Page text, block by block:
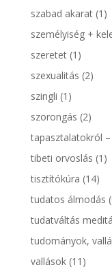
szabad akarat(1)
személyiség +
szeretet(1)
szexualitás (2)
szingli (1)
szorongás (2)
tapasztalatokról
tibeti orvoslás (1)
tisztítókúra (14)
tudatos álmodás
tudatváltás
tudományok,
vallások(11)